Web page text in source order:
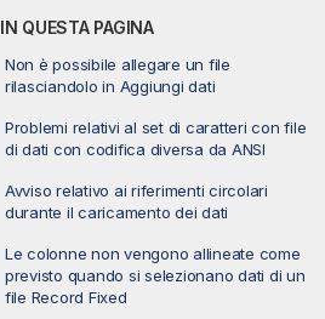
IN QUESTA PAGINA
Non è possibile allegare un file
rilasciandolo in Aggiungi dati
Problemi relativi al set di caratteri con file
di dati con codifica diversa da ANSI
Avviso relativo ai riferimenti circolari
durante il caricamento dei dati
Le colonne non vengono allineate come
previsto quando si selezionano dati di un
file Record Fixed